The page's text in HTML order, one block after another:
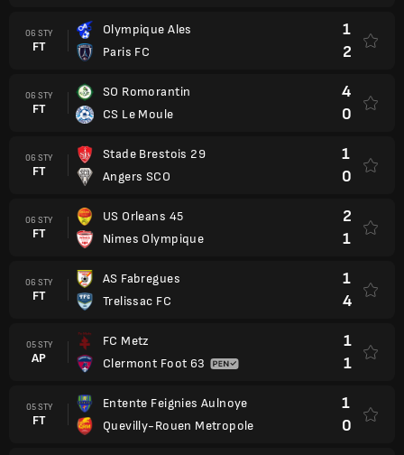
06 STY
FT
Olympique Ales
Paris FC
1
2
06 STY
FT
SO Romorantin
CS Le Moule
4
0
06 STY
FT
Stade Brestois 29
Angers SCO
1
0
06 STY
FT
US Orleans 45
Nimes Olympique
2
1
06 STY
FT
AS Fabregues
Trelissac FC
1
4
05 STY
AP
FC Metz
Clermont Foot 63
1
1
05 STY
FT
Entente Feignies Aulnoye
Quevilly-Rouen Metropole
1
0